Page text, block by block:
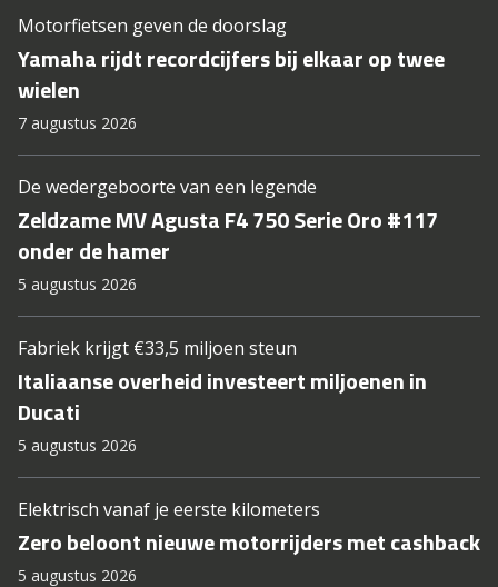
Motorfietsen geven de doorslag
Yamaha rijdt recordcijfers bij elkaar op twee
wielen
7 augustus 2026
De wedergeboorte van een legende
Zeldzame MV Agusta F4 750 Serie Oro #117
onder de hamer
5 augustus 2026
Fabriek krijgt €33,5 miljoen steun
Italiaanse overheid investeert miljoenen in
Ducati
5 augustus 2026
Elektrisch vanaf je eerste kilometers
Zero beloont nieuwe motorrijders met cashback
5 augustus 2026